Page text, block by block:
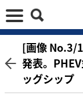
[画像 No.3/
発表。
ッグシップ